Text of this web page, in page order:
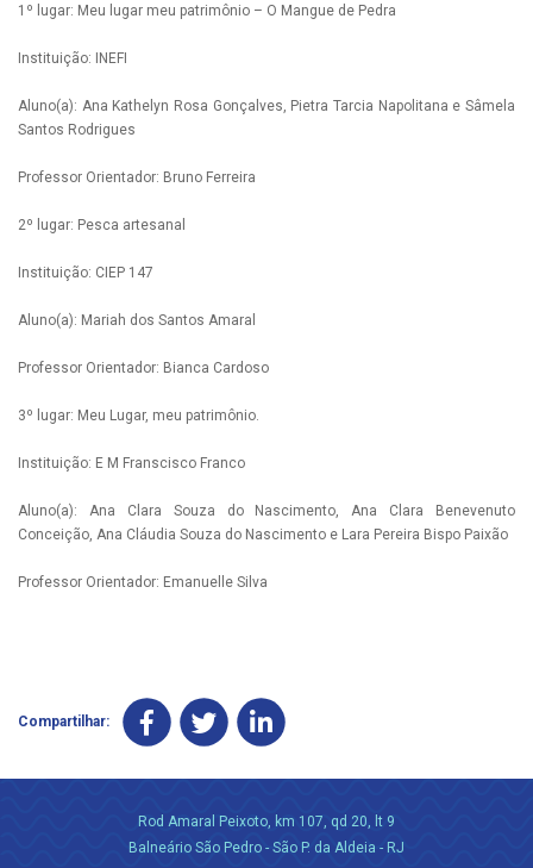
1º lugar: Meu lugar meu patrimônio – O Mangue de Pedra
Instituição: INEFI
Aluno(a): Ana Kathelyn Rosa Gonçalves, Pietra Tarcia Napolitana e Sâmela
Santos Rodrigues
Professor Orientador: Bruno Ferreira
2º lugar: Pesca artesanal
Instituição: CIEP 147
Aluno(a): Mariah dos Santos Amaral
Professor Orientador: Bianca Cardoso
3º lugar: Meu Lugar, meu patrimônio.
Instituição: E M Franscisco Franco
Aluno(a): Ana Clara Souza do Nascimento, Ana Clara Benevenuto
Conceição, Ana Cláudia Souza do Nascimento e Lara Pereira Bispo Paixão
Professor Orientador: Emanuelle Silva
Compartilhar:
Rod Amaral Peixoto, km 107, qd 20, lt 9
Balneário São Pedro - São P. da Aldeia - RJ